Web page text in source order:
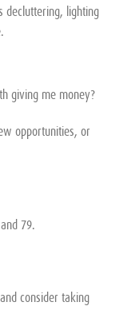
decluttering, lighting
giving me money?
opportunities, or
79.
consider taking